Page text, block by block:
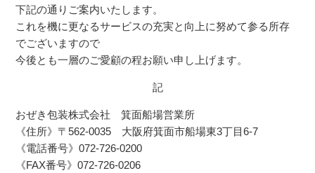
下記の通りご案内いたします。
これを機に更なるサービスの充実と向上に努めて参る所存
でございますので
今後とも一層のご愛顧の程お願い申し上げます。
記
おぜき包装株式会社 箕面船場営業所
《住所》〒562-0035 大阪府箕面市船場東3丁目6-7
《電話番号》072-726-0200
《FAX番号》072-726-0206